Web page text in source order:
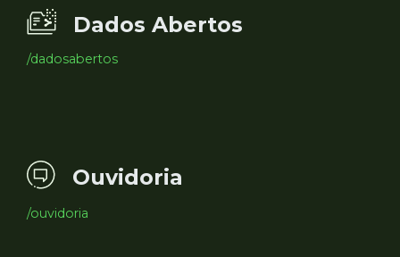
Dados Abertos
/dadosabertos
Ouvidoria
/ouvidoria